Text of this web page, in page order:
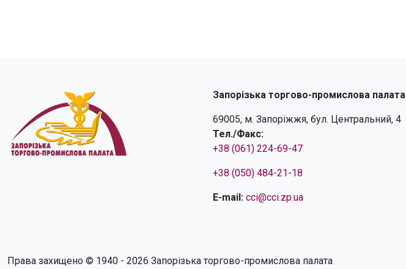
Запорізька торгово-промислова палата
69005, м. Запоріжжя, бул. Центральний, 4
Тел./Факс:
+38 (061) 224-69-47
+38 (050) 484-21-18
E-mail: cci@cci.zp.ua
Права захищено © 1940 - 2026 Запорізька торгово-промислова палата